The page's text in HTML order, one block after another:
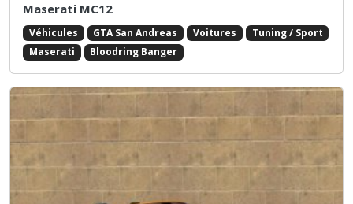
Maserati MC12
Véhicules GTA San Andreas Voitures
Tuning / Sport
Maserati
Bloodring Banger